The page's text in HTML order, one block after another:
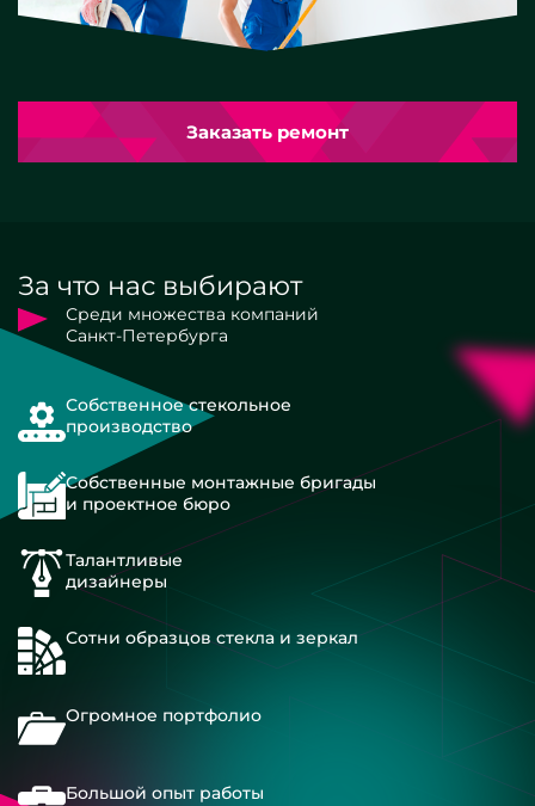
Заказать ремонт
За что нас выбирают
Среди множества компаний
Санкт-Петербурга
Собственное стекольное
производство
Собственные монтажные бригады
и проектное бюро
Талантливые
дизайнеры
Сотни образцов стекла и зеркал
Огромное портфолио
Большой опыт работы